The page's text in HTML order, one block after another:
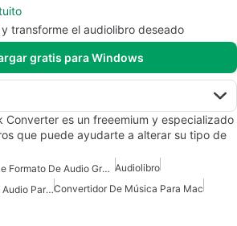
transforme el audiolibro deseado
gratis para Windows
Converter es un freeemium y especializado
que puede ayudarte a alterar su tipo de
Convertidor De Formato De Audio Gratuito Para Mac Audiolibro
Convertidor De Formato De Audio Para MacConvertidor De Música Para Mac